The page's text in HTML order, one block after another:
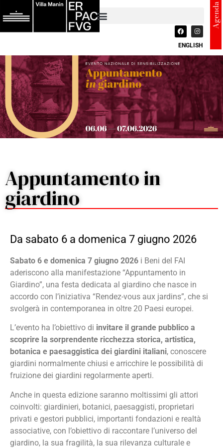
ENGLISH
Agenda
Appuntamento in
giardino
Da sabato 6 a domenica 7 giugno 2026
Sabato 6 e domenica 7 giugno 2026 i Beni del FAI
aderiscono alla manifestazione “Appuntamento in
Giardino”, una festa dedicata al giardino che nasce in
accordo con l’iniziativa “Rendez-vous aux jardins”, che si
svolgerà in contemporanea in oltre 20 Paesi europei.
L’evento ha l’obiettivo di invitare il grande pubblico a
scoprire la sorprendente ricchezza storica, artistica,
botanica e paesaggistica dei giardini italiani, conoscere
giardini normalmente chiusi e arricchire le possibilità di
fruizione dei giardini regolarmente aperti.
Anche in questa edizione saranno moltissimi gli attori
coinvolti: giardinieri, botanici, paesaggisti, proprietari
privati e gestori pubblici, importanti fondazioni e realtà
associative, con l’obiettivo di raccontare l’universo del
giardino, la sua fragilità, la sua rilevanza culturale e